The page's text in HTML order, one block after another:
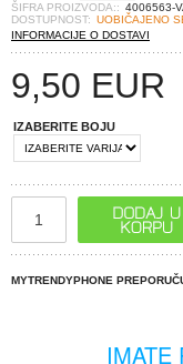
ŠIFRA PROIZVODA:: 4006563-
DOSTUPNOST: UOBIČAJENO
INFORMACIJE O DOSTAVI
9,50 EUR
IZABERITE BOJU
MYTRENDYPHONE
IMATE